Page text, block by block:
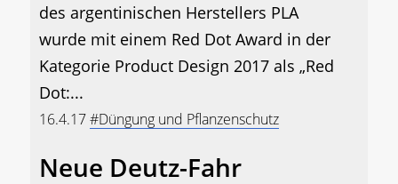
des argentinischen Herstellers PLA
wurde mit einem Red Dot Award in der
Kategorie Product Design 2017 als „Red
Dot:...
16.4.17#Düngung und Pflanzenschutz
Neue Deutz-Fahr